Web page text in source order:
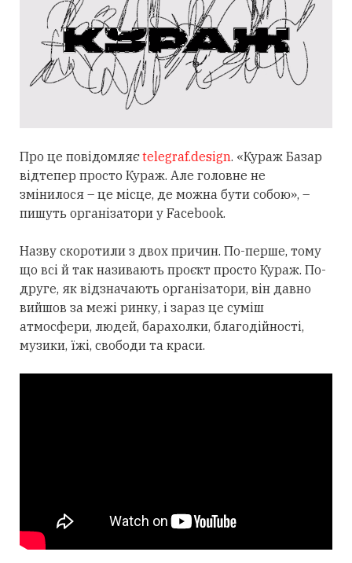
Про це повідомляєtelegraf.design. «Кураж Базар
відтепер просто Кураж. Але головне не
змінилося – це місце, де можна бути собою», –
пишуть організатори у Facebook.
Назву скоротили з двох причин. По-перше, тому
що всі й так називають проєкт просто Кураж. По-
друге, як відзначають організатори, він давно
вийшов за межі ринку, і зараз це суміш
атмосфери, людей, барахолки, благодійності,
музики, їжі, свободи та краси.